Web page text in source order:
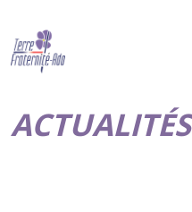
ACTUALITÉS